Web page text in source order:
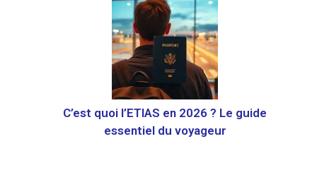
C’est quoi l’ETIAS en 2026 ? Le guide
essentiel du voyageur